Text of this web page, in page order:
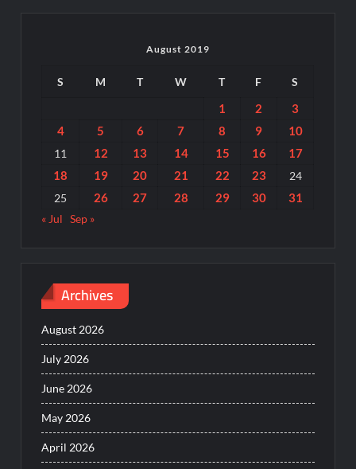
August 2019
S M T W T F S
1 2
3
4
5 6 7 8 9 10
11 12 13 14 15 16
17
18
19 20 21 22 23
24
25
26 27 28 29 30 31
« Jul Sep »
Archives
August 2026
July 2026
June 2026
May 2026
April 2026